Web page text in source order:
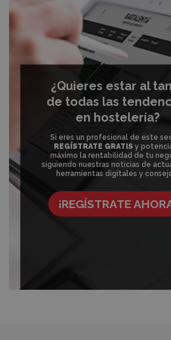
¿Quieres estar al
de todas las
en hostelería?
Si eres un profesional de este
REGÍSTRATE GRATISy
máximo la rentabilidad de tu
siguiendo nuestras noticias de
herramientas digitales y
¡REGÍSTRATE